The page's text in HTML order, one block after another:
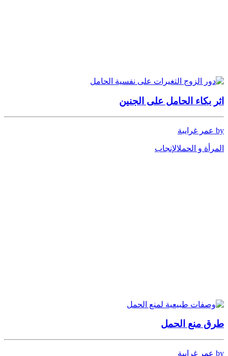
اثر بكاء الحامل على الجنين
by عمر غرايبة
المرأة و الحملالإنجاب
طرق منع الحمل
by عمر غرايبة